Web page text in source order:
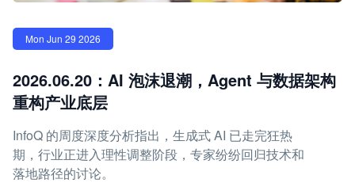
Mon Jun 29 2026
2026.06.20：AI 泡沫退潮，Agent 与数据架构
重构产业底层
InfoQ 的周度深度分析指出，生成式 AI 已走完狂热
期，行业正进入理性调整阶段，专家纷纷回归技术和
落地路径的讨论。